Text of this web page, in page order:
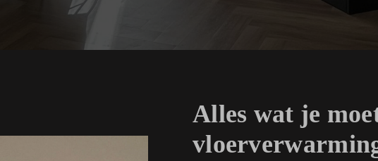
Alles wat je